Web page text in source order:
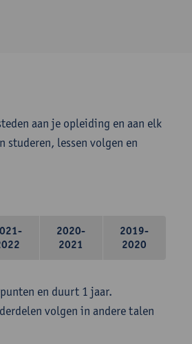
aan je opleiding en aan elk
studeren, lessen volgen en
2020-
2021
2019-
2020
en duurt 1 jaar.
volgen in andere talen